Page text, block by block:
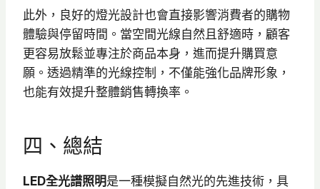
此外，良好的燈光設計也會直接影響消費者的購物
體驗與停留時間。當空間光線自然且舒適時，顧客
更容易放鬆並專注於商品本身，進而提升購買意
願。透過精準的光線控制，不僅能強化品牌形象，
也能有效提升整體銷售轉換率。
四、總結
LED全光譜照明是一種模擬自然光的先進技術，具